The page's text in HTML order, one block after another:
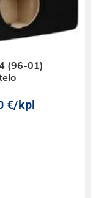
(96-01)
€/kpl